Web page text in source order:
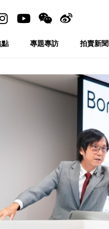
專題專訪 拍賣新聞